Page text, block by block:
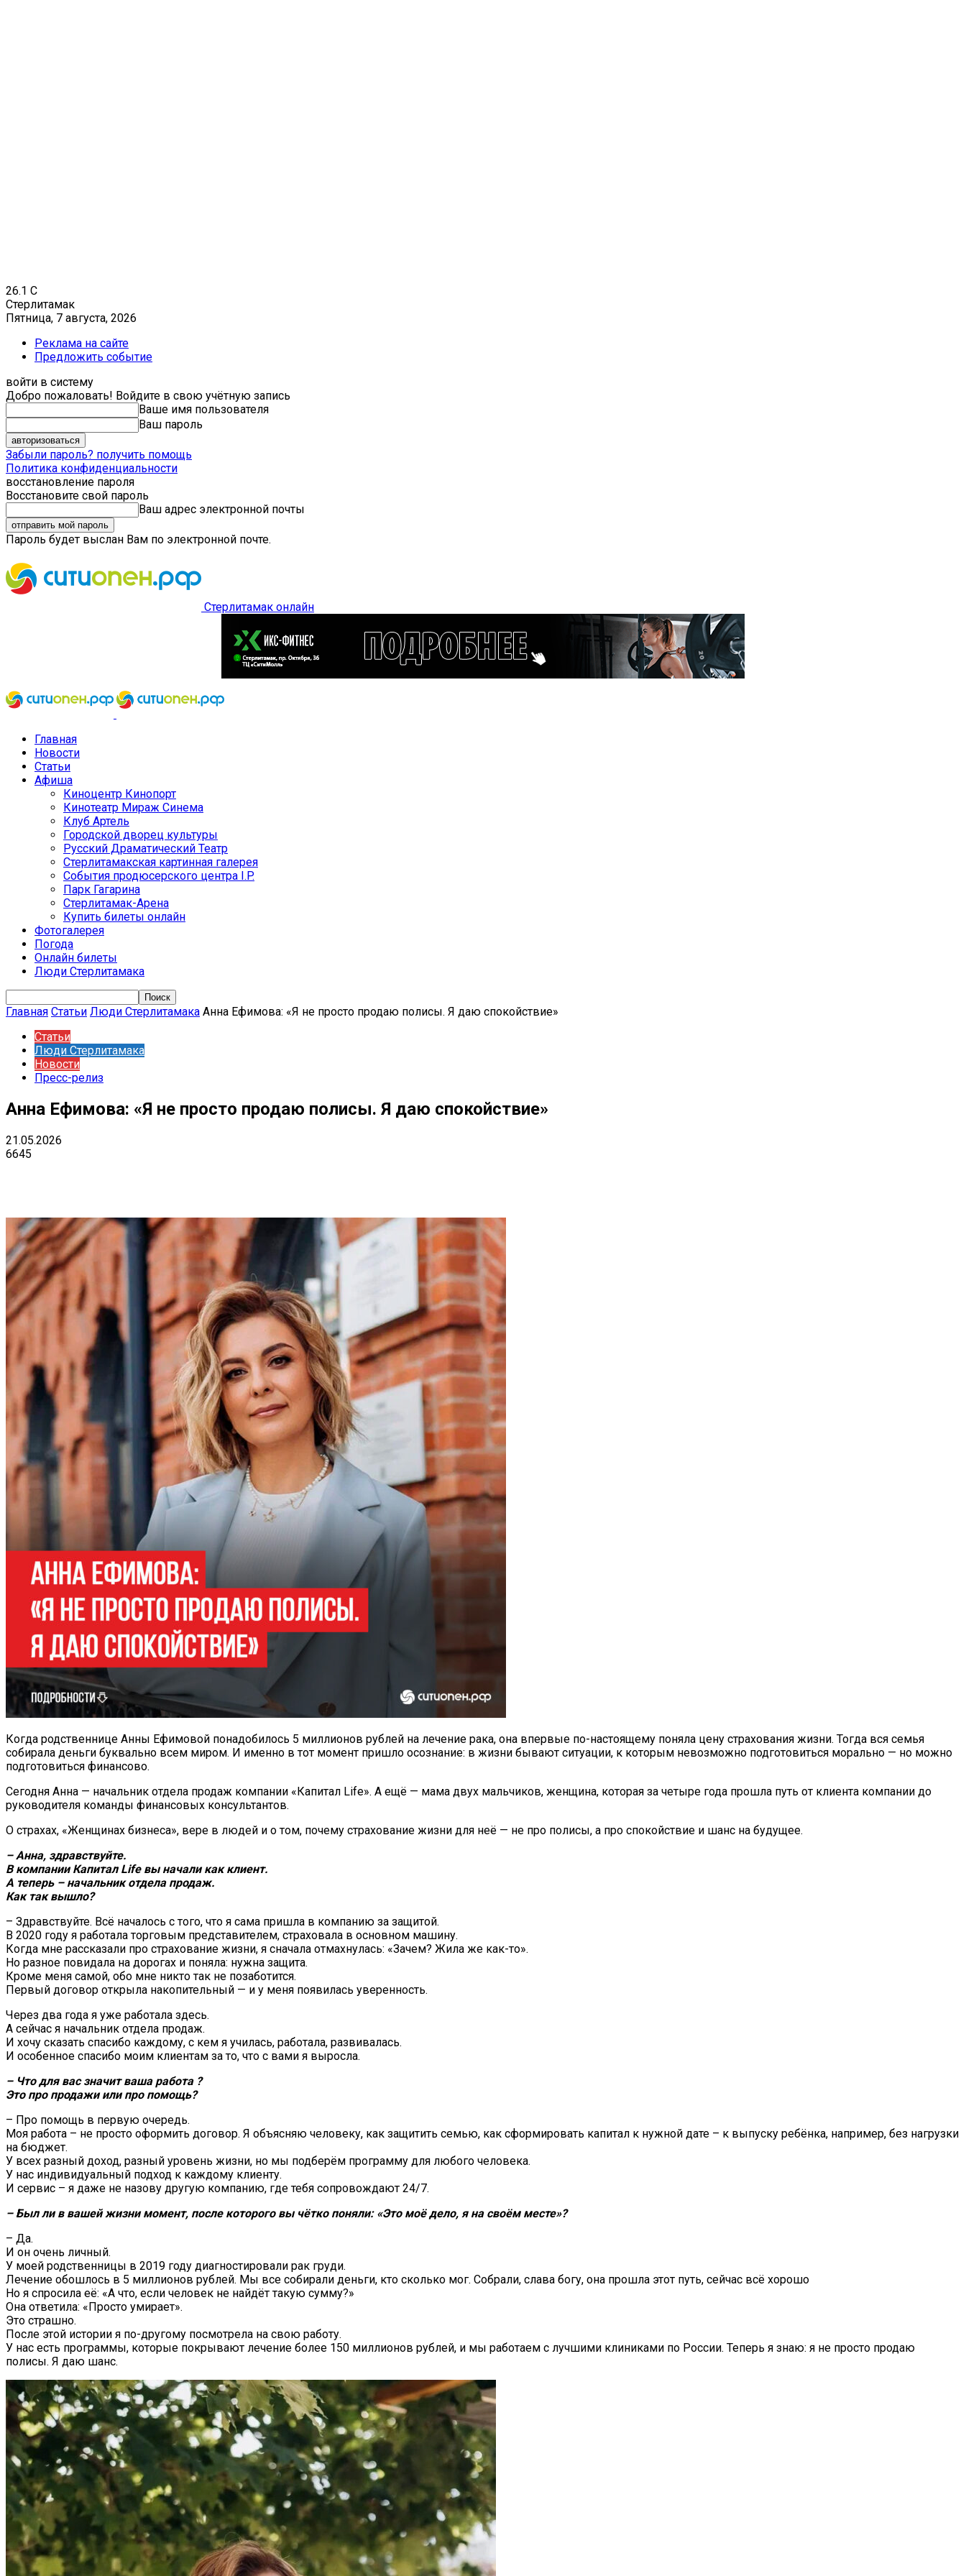
26.1 C
Стерлитамак
Пятница, 7 августа, 2026
Реклама на сайте
Предложить событие
войти в систему
Добро пожаловать! Войдите в свою учётную запись
Ваше имя пользователя
Ваш пароль
Забыли пароль? получить помощь
Политика конфиденциальности
восстановление пароля
Восстановите свой пароль
Ваш адрес электронной почты
Пароль будет выслан Вам по электронной почте.
Стерлитамак онлайн
Главная
Новости
Статьи
Афиша
Киноцентр Кинопорт
Кинотеатр Мираж Синема
Клуб Артель
Городской дворец культуры
Русский Драматический Театр
Стерлитамакская картинная галерея
События продюсерского центра I.P.
Парк Гагарина
Стерлитамак-Арена
Купить билеты онлайн
Фотогалерея
Погода
Онлайн билеты
Люди Стерлитамака
Главная Статьи Люди Стерлитамака Анна Ефимова: «Я не просто продаю полисы. Я даю спокойствие»
Статьи
Люди Стерлитамака
Новости
Пресс-релиз
Анна Ефимова: «Я не просто продаю полисы. Я даю спокойствие»
21.05.2026
6645
Когда родственнице Анны Ефимовой понадобилось 5 миллионов рублей на лечение рака, она впервые по-настоящему поняла цену страхования жизни. Тогда вся семья
собирала деньги буквально всем миром. И именно в тот момент пришло осознание: в жизни бывают ситуации, к которым невозможно подготовиться морально — но можно
подготовиться финансово.
Сегодня Анна — начальник отдела продаж компании «Капитал Life». А ещё — мама двух мальчиков, женщина, которая за четыре года прошла путь от клиента компании до
руководителя команды финансовых консультантов.
О страхах, «Женщинах бизнеса», вере в людей и о том, почему страхование жизни для неё — не про полисы, а про спокойствие и шанс на будущее.
– Анна, здравствуйте.
В компании Капитал Life вы начали как клиент.
А теперь – начальник отдела продаж.
Как так вышло?
– Здравствуйте. Всё началось с того, что я сама пришла в компанию за защитой.
В 2020 году я работала торговым представителем, страховала в основном машину.
Когда мне рассказали про страхование жизни, я сначала отмахнулась: «Зачем? Жила же как-то».
Но разное повидала на дорогах и поняла: нужна защита.
Кроме меня самой, обо мне никто так не позаботится.
Первый договор открыла накопительный — и у меня появилась уверенность.
Через два года я уже работала здесь.
А сейчас я начальник отдела продаж.
И хочу сказать спасибо каждому, с кем я училась, работала, развивалась.
И особенное спасибо моим клиентам за то, что с вами я выросла.
– Что для вас значит ваша работа ?
Это про продажи или про помощь?
– Про помощь в первую очередь.
Моя работа – не просто оформить договор. Я объясняю человеку, как защитить семью, как сформировать капитал к нужной дате – к выпуску ребёнка, например, без нагрузки
на бюджет.
У всех разный доход, разный уровень жизни, но мы подберём программу для любого человека.
У нас индивидуальный подход к каждому клиенту.
И сервис – я даже не назову другую компанию, где тебя сопровождают 24/7.
– Был ли в вашей жизни момент, после которого вы чётко поняли: «Это моё дело, я на своём месте»?
– Да.
И он очень личный.
У моей родственницы в 2019 году диагностировали рак груди.
Лечение обошлось в 5 миллионов рублей. Мы все собирали деньги, кто сколько мог. Собрали, слава богу, она прошла этот путь, сейчас всё хорошо
Но я спросила её: «А что, если человек не найдёт такую сумму?»
Она ответила: «Просто умирает».
Это страшно.
После этой истории я по-другому посмотрела на свою работу.
У нас есть программы, которые покрывают лечение более 150 миллионов рублей, и мы работаем с лучшими клиниками по России. Теперь я знаю: я не просто продаю
полисы. Я даю шанс.